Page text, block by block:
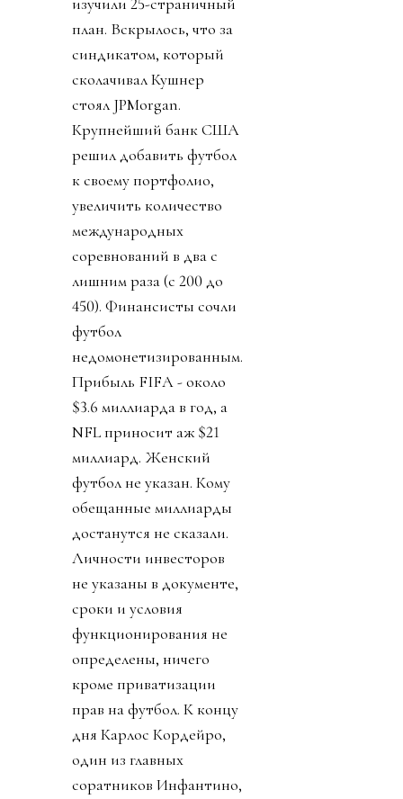
план. Вскрылось, что за
синдикатом, который
сколачивал Кушнер
стоял JPMorgan.
Крупнейший банк США
решил добавить футбол
к своему портфолио,
увеличить количество
международных
соревнований в два с
лишним раза (с 200 до
450). Финансисты сочли
футбол
недомонетизированным.
Прибыль FIFA - около
$3.6 миллиарда в год, а
NFL приносит аж $21
миллиард. Женский
футбол не указан. Кому
обещанные миллиарды
достанутся не сказали.
Личности инвесторов
не указаны в документе,
сроки и условия
функционирования не
определены, ничего
кроме приватизации
прав на футбол. К концу
дня Карлос Кордейро,
один из главных
соратников Инфантино,